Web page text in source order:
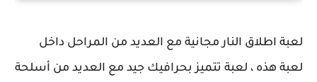
لعبة اطلاق النار مجانية مع العديد من المراحل داخل
لعبة هذه ، لعبة تتميز بحرافيك جيد مع العديد من أسلحة